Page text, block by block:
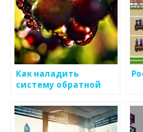
Как наладить
систему обратной
сворачиваний по
металлоизделиям